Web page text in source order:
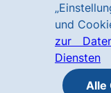
und
zur
Diensten
Alle